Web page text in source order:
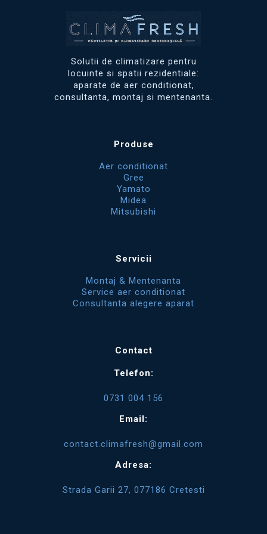
Solutii de climatizare pentru
locuinte si spatii rezidentiale:
aparate de aer conditionat,
consultanta, montaj si mentenanta.
Produse
Aer conditionat
Gree
Yamato
Midea
Mitsubishi
Servicii
Montaj & Mentenanta
Service aer conditionat
Consultanta alegere aparat
Contact
Telefon:
0731 004 156
Email:
contact.climafresh@gmail.com
Adresa:
Strada Garii 27, 077186 Cretesti